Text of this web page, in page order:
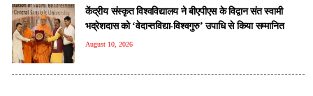
केंद्रीय संस्कृत विश्वविद्यालय ने बीएपीएस के विद्वान संत स्वामी
भद्रेशदास को ‘वेदान्तविद्या-विश्वगुरु’ उपाधि से किया सम्मानित
August 10, 2026